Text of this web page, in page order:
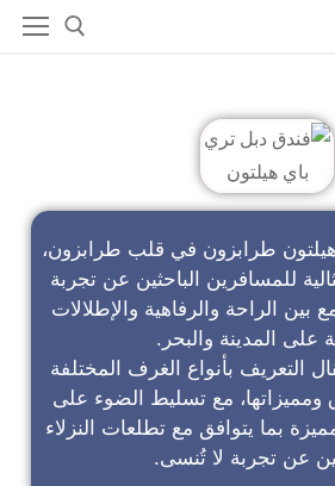
طرابزون في قلب طرابزون،
للمسافرين الباحثين عن تجربة
بين الراحة والرفاهية والإطلالات
على المدينة والبحر.
التعريف بأنواع الغرف المختلفة
ومميزاتها، مع تسليط الضوء على
بما يتوافق مع تطلعات النزلاء
عن تجربة لا تُنسى.